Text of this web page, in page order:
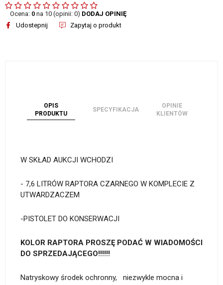
Ocena: 0 na 10 (opinii: 0) DODAJ OPINIĘ
Udostepnij
Zapytaj o produkt
OPIS
PRODUKTU
SPECYFIKACJA
OPINIE
KLIENTÓW
W SKŁAD AUKCJI WCHODZI
- 7,6 LITRÓW RAPTORA CZARNEGO W KOMPLECIE Z
UTWARDZACZEM
-PISTOLET DO KONSERWACJI
KOLOR RAPTORA PROSZĘ PODAĆ W WIADOMOŚCI
DO SPRZEDAJĄCEGO!!!!!!
Natryskowy środek ochronny, niezwykle mocna i